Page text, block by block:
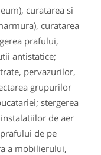
curatarea si
curatarea
prafului,
antistatice;
pervazurilor,
grupurilor
stergerea
de aer
de pe
a mobilierului,